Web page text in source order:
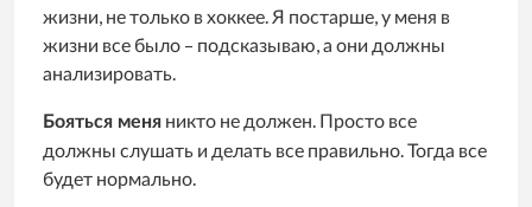
жизни, не только в хоккее. Я постарше, у меня в
жизни все было – подсказываю, а они должны
анализировать.
Бояться меня никто не должен. Просто все
должны слушать и делать все правильно. Тогда все
будет нормально.